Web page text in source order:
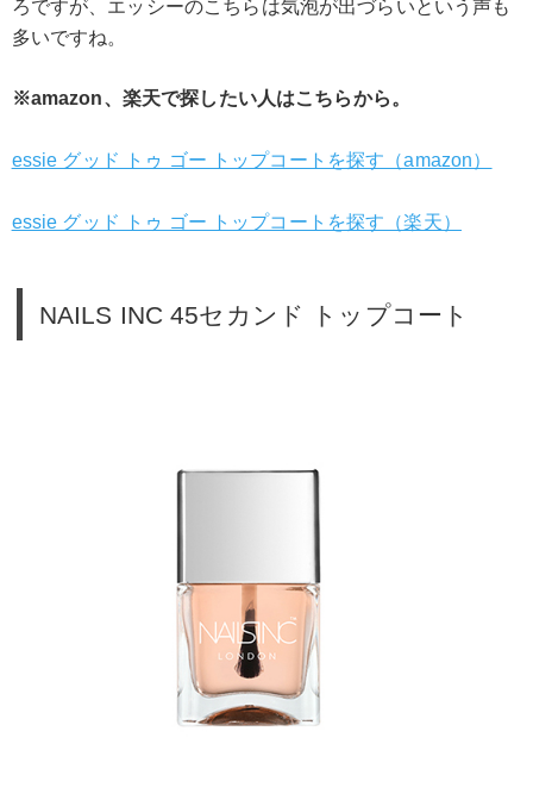
ろですが、エッシーのこちらは気泡が出づらいという声も
多いですね。
※amazon、楽天で探したい人はこちらから。
essie グッド トゥ ゴー トップコートを探す（amazon）
essie グッド トゥ ゴー トップコートを探す（楽天）
NAILS INC 45セカンド トップコート